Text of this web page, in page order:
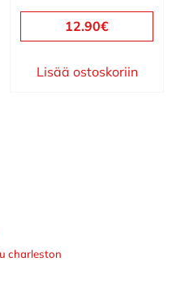
12.90€
Lisää ostoskoriin
charleston